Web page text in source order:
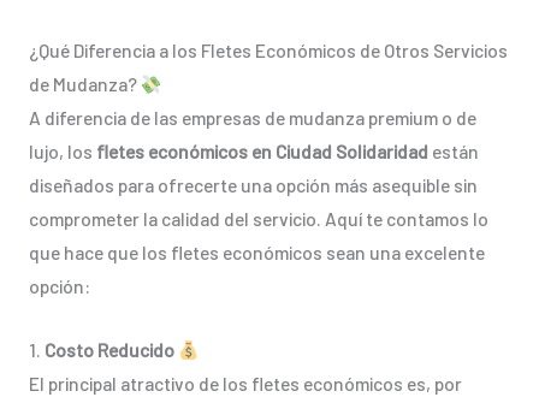
¿Qué Diferencia a los Fletes Económicos de Otros Servicios
de Mudanza?
A diferencia de las empresas de mudanza premium o de
lujo, los fletes económicos en Ciudad Solidaridad están
diseñados para ofrecerte una opción más asequible sin
comprometer la calidad del servicio. Aquí te contamos lo
que hace que los fletes económicos sean una excelente
opción:
1. Costo Reducido
El principal atractivo de los fletes económicos es, por